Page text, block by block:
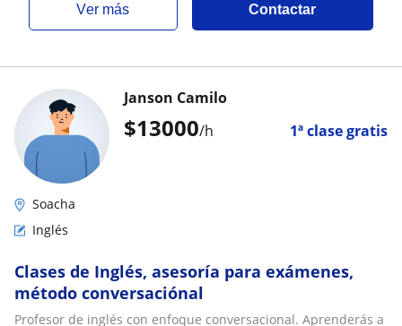
ver más Contactar
$13000/h 1ª clase gratis
Janson Camilo
Soacha
Inglés
Clases de Inglés, asesoría para exámenes,
método conversaciónal
Profesor de inglés con enfoque conversacional. Aprenderás a